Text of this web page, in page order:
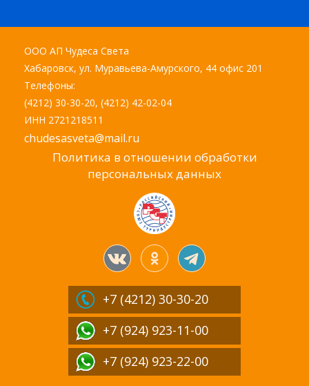
ООО АП Чудеса Света
Хабаровск, ул. Муравьева-Амурского, 44 офис 201
Телефоны:
(4212) 30-30-20, (4212) 42-02-04
ИНН 2721218511
chudesasveta@mail.ru
Политика в отношении обработки
персональных данных
+7 (4212) 30-30-20
+7 (924) 923-11-00
+7 (924) 923-22-00